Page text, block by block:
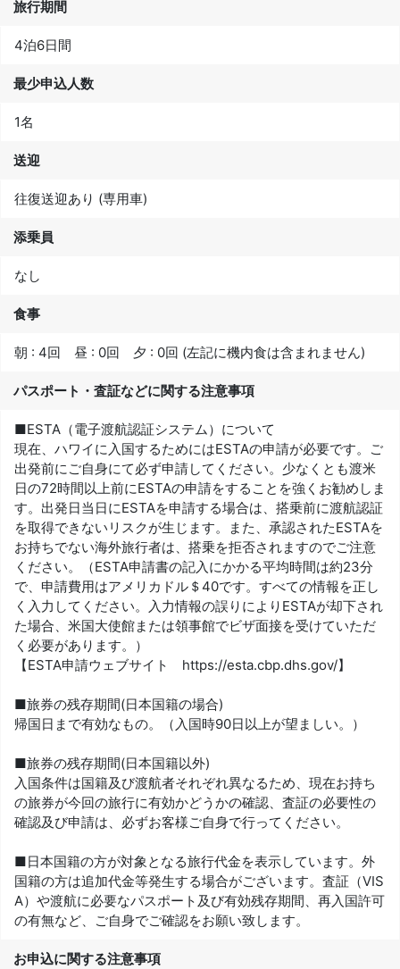
旅行期間
4泊6日間
最少申込人数
1名
送迎
往復送迎あり (専用車)
添乗員
なし
食事
朝 : 4回 昼 : 0回 夕 : 0回 (左記に機内食は含まれません)
パスポート・査証などに関する注意事項
■ESTA（電子渡航認証システム）について
現在、ハワイに入国するためにはESTAの申請が必要です。ご
出発前にご自身にて必ず申請してください。少なくとも渡米
日の72時間以上前にESTAの申請をすることを強くお勧めしま
す。出発日当日にESTAを申請する場合は、搭乗前に渡航認証
を取得できないリスクが生じます。また、承認されたESTAを
お持ちでない海外旅行者は、搭乗を拒否されますのでご注意
ください。（ESTA申請書の記入にかかる平均時間は約23分
で、申請費用はアメリカドル＄40です。すべての情報を正し
く入力してください。入力情報の誤りによりESTAが却下され
た場合、米国大使館または領事館でビザ面接を受けていただ
く必要があります。）
【ESTA申請ウェブサイト https://esta.cbp.dhs.gov/】
■旅券の残存期間(日本国籍の場合)
帰国日まで有効なもの。（入国時90日以上が望ましい。）
■旅券の残存期間(日本国籍以外)
入国条件は国籍及び渡航者それぞれ異なるため、現在お持ち
の旅券が今回の旅行に有効かどうかの確認、査証の必要性の
確認及び申請は、必ずお客様ご自身で行ってください。
■日本国籍の方が対象となる旅行代金を表示しています。外
国籍の方は追加代金等発生する場合がございます。査証（VIS
A）や渡航に必要なパスポート及び有効残存期間、再入国許可
の有無など、ご自身でご確認をお願い致します。
お申込に関する注意事項